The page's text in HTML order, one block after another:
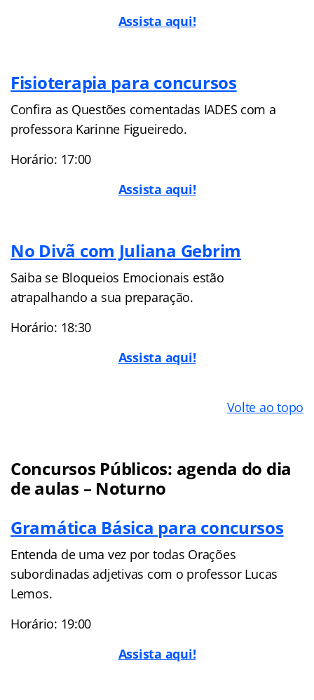
Assista aqui!
Fisioterapia para concursos
Confira as Questões comentadas IADES com a
professora Karinne Figueiredo.
Horário: 17:00
Assista aqui!
No Divã com Juliana Gebrim
Saiba se Bloqueios Emocionais estão
atrapalhando a sua preparação.
Horário: 18:30
Assista aqui!
Volte ao topo
Concursos Públicos: agenda do dia
de aulas – Noturno
Gramática Básica para concursos
Entenda de uma vez por todas Orações
subordinadas adjetivas com o professor Lucas
Lemos.
Horário: 19:00
Assista aqui!